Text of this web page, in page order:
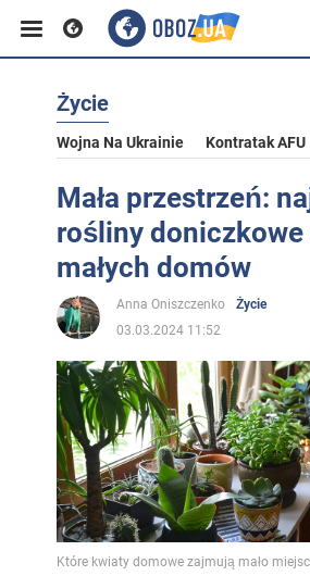
Życie
Wojna Na Ukrainie Kontratak AFU
Mała przestrzeń:
rośliny doniczkowe
małych domów
Anna Oniszczenko
Życie
03.03.2024 11:52
Które kwiaty domowe zajmują mało